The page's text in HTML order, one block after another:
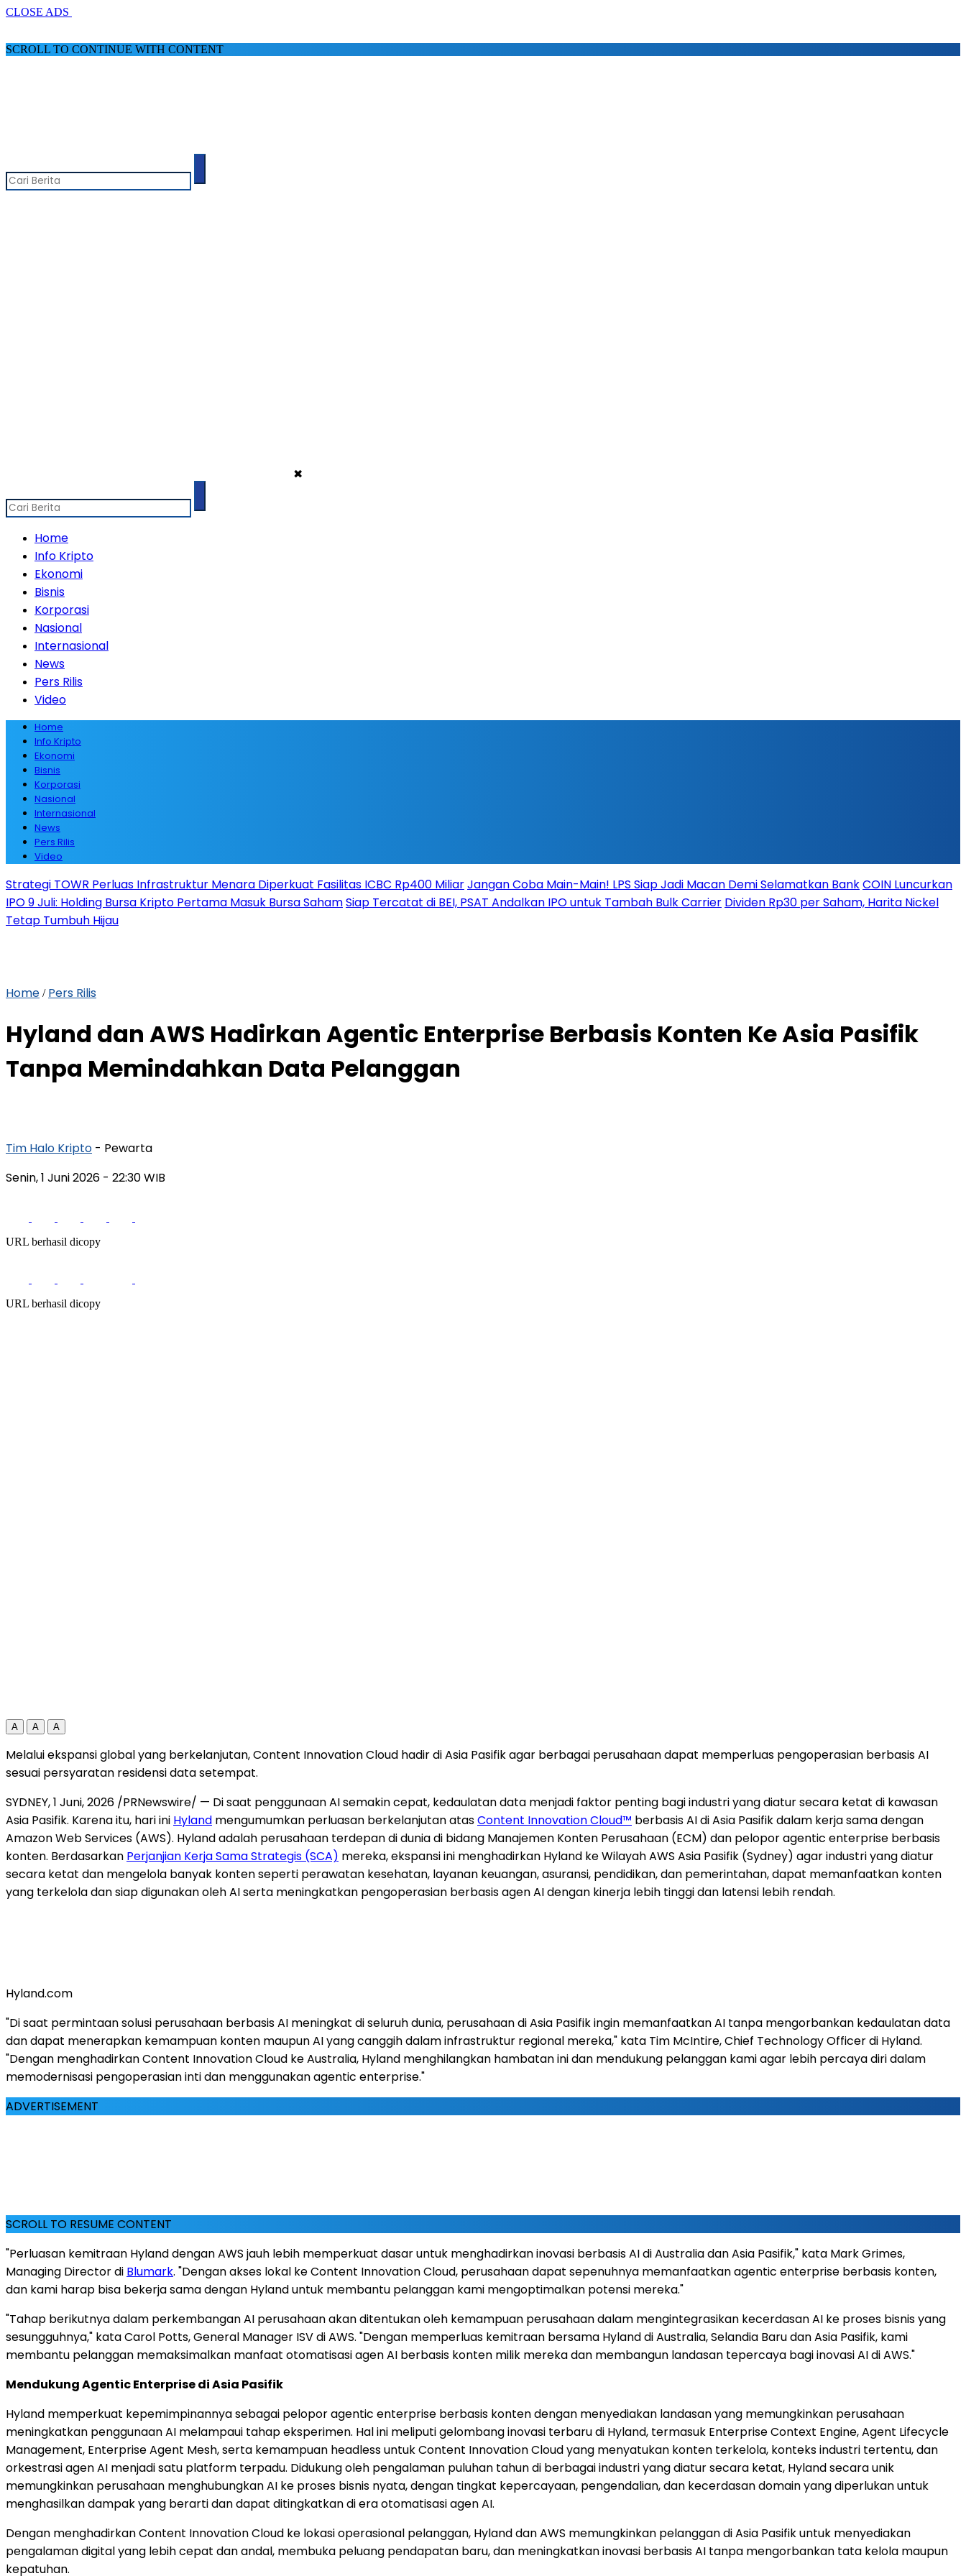
CLOSE ADS
SCROLL TO CONTINUE WITH CONTENT
✖
Home
Info Kripto
Ekonomi
Bisnis
Korporasi
Nasional
Internasional
News
Pers Rilis
Video
Home
Info Kripto
Ekonomi
Bisnis
Korporasi
Nasional
Internasional
News
Pers Rilis
Video
Strategi TOWR Perluas Infrastruktur Menara Diperkuat Fasilitas ICBC Rp400 MiliarJangan Coba Main-Main! LPS Siap Jadi Macan Demi Selamatkan BankCOIN Luncurkan
IPO 9 Juli: Holding Bursa Kripto Pertama Masuk Bursa SahamSiap Tercatat di BEI, PSAT Andalkan IPO untuk Tambah Bulk Carrier Dividen Rp30 per Saham, Harita Nickel
Tetap Tumbuh Hijau
Home / Pers Rilis
Hyland dan AWS Hadirkan Agentic Enterprise Berbasis Konten Ke Asia Pasifik
Tanpa Memindahkan Data Pelanggan
Tim Halo Kripto - Pewarta
Senin, 1 Juni 2026 - 22:30 WIB
URL berhasil dicopy
URL berhasil dicopy
A A A
Melalui ekspansi global yang berkelanjutan, Content Innovation Cloud hadir di Asia Pasifik agar berbagai perusahaan dapat memperluas pengoperasian berbasis AI
sesuai persyaratan residensi data setempat.
SYDNEY,1 Juni, 2026 /PRNewswire/ — Di saat penggunaan AI semakin cepat, kedaulatan data menjadi faktor penting bagi industri yang diatur secara ketat di kawasan
Asia Pasifik. Karena itu, hari ini Hyland mengumumkan perluasan berkelanjutan atasContent Innovation Cloud™ berbasis AI di Asia Pasifik dalam kerja sama dengan
Amazon Web Services (AWS). Hyland adalah perusahaan terdepan di dunia di bidang Manajemen Konten Perusahaan (ECM) dan pelopor agentic enterprise berbasis
konten. Berdasarkan Perjanjian Kerja Sama Strategis (SCA) mereka, ekspansi ini menghadirkan Hyland ke Wilayah AWS Asia Pasifik (Sydney) agar industri yang diatur
secara ketat dan mengelola banyak konten seperti perawatan kesehatan, layanan keuangan, asuransi, pendidikan, dan pemerintahan, dapat memanfaatkan konten
yang terkelola dan siap digunakan oleh AI serta meningkatkan pengoperasian berbasis agen AI dengan kinerja lebih tinggi dan latensi lebih rendah.
Hyland.com
"Di saat permintaan solusi perusahaan berbasis AI meningkat di seluruh dunia, perusahaan di Asia Pasifik ingin memanfaatkan AI tanpa mengorbankan kedaulatan data
dan dapat menerapkan kemampuan konten maupun AI yang canggih dalam infrastruktur regional mereka," kata Tim McIntire, Chief Technology Officer di Hyland.
"Dengan menghadirkan Content Innovation Cloud ke Australia, Hyland menghilangkan hambatan ini dan mendukung pelanggan kami agar lebih percaya diri dalam
memodernisasi pengoperasian inti dan menggunakan agentic enterprise."
ADVERTISEMENT
SCROLL TO RESUME CONTENT
"Perluasan kemitraan Hyland dengan AWS jauh lebih memperkuat dasar untuk menghadirkan inovasi berbasis AI di Australia dan Asia Pasifik," kata Mark Grimes,
Managing Director di Blumark. "Dengan akses lokal ke Content Innovation Cloud, perusahaan dapat sepenuhnya memanfaatkan agentic enterprise berbasis konten,
dan kami harap bisa bekerja sama dengan Hyland untuk membantu pelanggan kami mengoptimalkan potensi mereka."
"Tahap berikutnya dalam perkembangan AI perusahaan akan ditentukan oleh kemampuan perusahaan dalam mengintegrasikan kecerdasan AI ke proses bisnis yang
sesungguhnya," kata Carol Potts, General Manager ISV di AWS. "Dengan memperluas kemitraan bersama Hyland di Australia, Selandia Baru dan Asia Pasifik, kami
membantu pelanggan memaksimalkan manfaat otomatisasi agen AI berbasis konten milik mereka dan membangun landasan tepercaya bagi inovasi AI di AWS."
Mendukung Agentic Enterprise di Asia Pasifik
Hyland memperkuat kepemimpinannya sebagai pelopor agentic enterprise berbasis konten dengan menyediakan landasan yang memungkinkan perusahaan
meningkatkan penggunaan AI melampaui tahap eksperimen. Hal ini meliputi gelombang inovasi terbaru di Hyland, termasuk Enterprise Context Engine, Agent Lifecycle
Management, Enterprise Agent Mesh, serta kemampuan headless untuk Content Innovation Cloud yang menyatukan konten terkelola, konteks industri tertentu, dan
orkestrasi agen AI menjadi satu platform terpadu. Didukung oleh pengalaman puluhan tahun di berbagai industri yang diatur secara ketat, Hyland secara unik
memungkinkan perusahaan menghubungkan AI ke proses bisnis nyata, dengan tingkat kepercayaan, pengendalian, dan kecerdasan domain yang diperlukan untuk
menghasilkan dampak yang berarti dan dapat ditingkatkan di era otomatisasi agen AI.
Dengan menghadirkan Content Innovation Cloud ke lokasi operasional pelanggan, Hyland dan AWS memungkinkan pelanggan di Asia Pasifik untuk menyediakan
pengalaman digital yang lebih cepat dan andal, membuka peluang pendapatan baru, dan meningkatkan inovasi berbasis AI tanpa mengorbankan tata kelola maupun
kepatuhan.